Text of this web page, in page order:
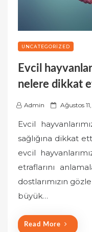
UNCATEGORIZED
Evcil
nelere dikkat
Admin
P
s
t
e
o
Ağustos
Evcil
sağlığına dikkat
evcil
etraflarını
dostlarımızın
büyük…
Read More